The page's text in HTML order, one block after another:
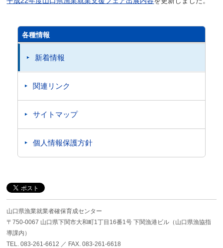
各種情報
新着情報
関連リンク
サイトマップ
個人情報保護方針
山口県漁業就業者確保育成センター
〒750-0067 山口県下関市大和町1丁目16番1号 下関漁港ビル（山口県漁協指
導課内）
TEL. 083-261-6612 ／ FAX. 083-261-6618